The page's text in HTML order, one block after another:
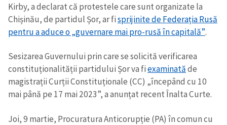
Kirby, a declarat că protestele care sunt organizate la
Chișinău, de partidul Șor, ar fisprijinite de Federația Rusă
pentru a aduce o „guvernare mai pro-rusă în capitală”.
Sesizarea Guvernului prin care se solicită verificarea
constituționalității partidului Șor va fiexaminatăde
magistrații Curții Constituționale (CC) „începând cu 10
mai până pe 17 mai 2023”, a anunțat recent Înalta Curte.
Joi, 9 martie, Procuratura Anticorupție (PA) în comun cu